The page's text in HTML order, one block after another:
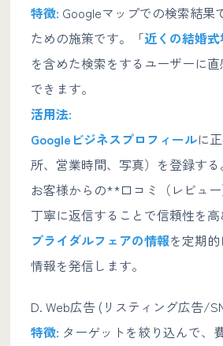
特徴: Googleマップでの検索結果
ための施策です。「近くの結婚
を含めた検索をするユーザーに
できます。
活用法:
Googleビジネスプロフィールに
所、営業時間、写真）を登録する
お客様からの**口コミ（レビュー
丁寧に返信することで信頼性を高
ブライダルフェアの情報を定期
情報を発信します。
D. Web広告 (リスティング広告/
特徴: ターゲットを絞り込んで、